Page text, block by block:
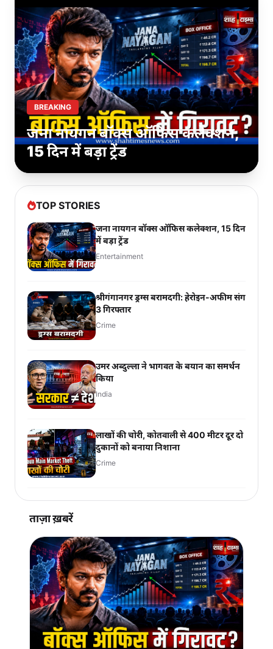
BREAKING
जना नायगन बॉक्स ऑफिस कलेक्शन,
15 दिन में बड़ा ट्रेंड
TOP STORIES
जना नायगन बॉक्स ऑफिस कलेक्शन, 15 दिन
में बड़ा ट्रेंड
Entertainment
श्रीगंगानगर ड्रग्स बरामदगी: हेरोइन-अफीम संग
3 गिरफ्तार
Crime
उमर अब्दुल्ला ने भागवत के बयान का समर्थन
किया
India
लाखों की चोरी, कोतवाली से 400 मीटर दूर दो
दुकानों को बनाया निशाना
Crime
ताज़ा ख़बरें